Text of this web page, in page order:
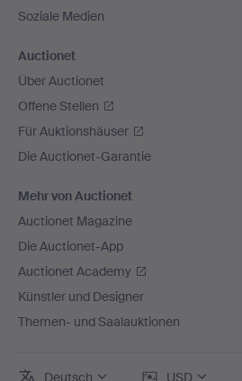
Soziale Medien
Auctionet
Über Auctionet
Offene Stellen
Für Auktionshäuser
Die Auctionet-Garantie
Mehr von Auctionet
Auctionet Magazine
Die Auctionet-App
Auctionet Academy
Künstler und Designer
Themen- und Saalauktionen
Deutsch USD